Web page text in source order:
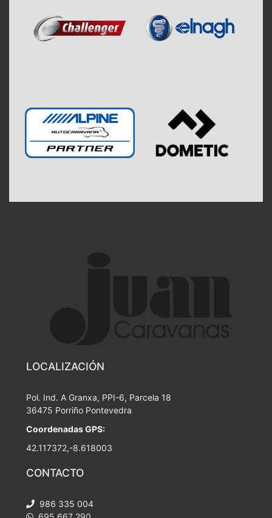
LOCALIZACIÓN
Pol. Ind. A Granxa, PPI-6, Parcela 18
36475 Porriño Pontevedra
Coordenadas GPS:
42.117372,-8.618003
CONTACTO
986 335 004